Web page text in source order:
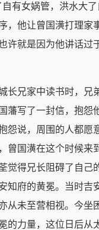
有女娲管，洪水大
，他让曾国潢打理
许就是因为他讲话
长兄家中读书时，
藩写了一封信，抱
怨说，周围的人都
曾国潢在这个时候
觉得兄长阻碍了自己
知府的黄冕。当时
从未至营相视。今
的力量，这位日后从